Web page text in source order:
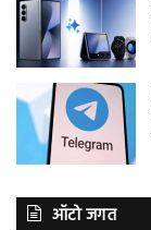
ऑटो जगत